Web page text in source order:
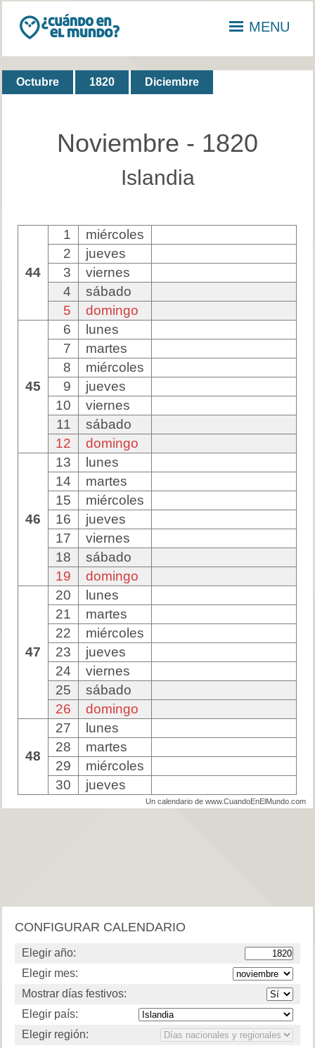
MENU
Octubre 1820 Diciembre
Noviembre - 1820
Islandia
44
1
miércoles
2
jueves
3
viernes
4
sábado
5
domingo
45
6
lunes
7
martes
8
miércoles
9
jueves
10
viernes
11
sábado
12
domingo
46
13
lunes
14
martes
15
miércoles
16
jueves
17
viernes
18
sábado
19
domingo
47
20
lunes
21
martes
22
miércoles
23
jueves
24
viernes
25
sábado
26
domingo
48
27
lunes
28
martes
29
miércoles
30
jueves
Un calendario de www.CuandoEnElMundo.com
CONFIGURAR CALENDARIO
Elegir año:
Elegir mes:
Mostrar días festivos:
Elegir país:
Elegir región: